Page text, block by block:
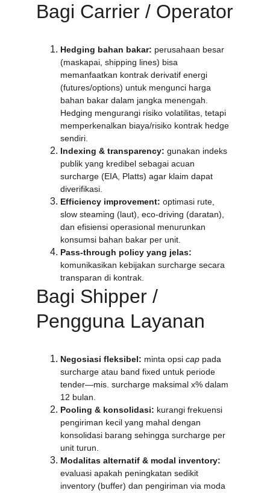
Bagi Carrier / Operator
Hedging bahan bakar: perusahaan besar
(maskapai, shipping lines) bisa
memanfaatkan kontrak derivatif energi
(futures/options) untuk mengunci harga
bahan bakar dalam jangka menengah.
Hedging mengurangi risiko volatilitas, tetapi
memperkenalkan biaya/risiko kontrak hedge
sendiri.
Indexing & transparency: gunakan indeks
publik yang kredibel sebagai acuan
surcharge (EIA, Platts) agar klaim dapat
diverifikasi.
Efficiency improvement: optimasi rute,
slow steaming (laut), eco-driving (daratan),
dan efisiensi operasional menurunkan
konsumsi bahan bakar per unit.
Pass-through policy yang jelas:
komunikasikan kebijakan surcharge secara
transparan di kontrak.
Bagi Shipper /
Pengguna Layanan
Negosiasi fleksibel: minta opsi cap pada
surcharge atau band fixed untuk periode
tender—mis. surcharge maksimal x% dalam
12 bulan.
Pooling & konsolidasi: kurangi frekuensi
pengiriman kecil yang mahal dengan
konsolidasi barang sehingga surcharge per
unit turun.
Modalitas alternatif & modal inventory:
evaluasi apakah peningkatan sedikit
inventory (buffer) dan pengiriman via moda